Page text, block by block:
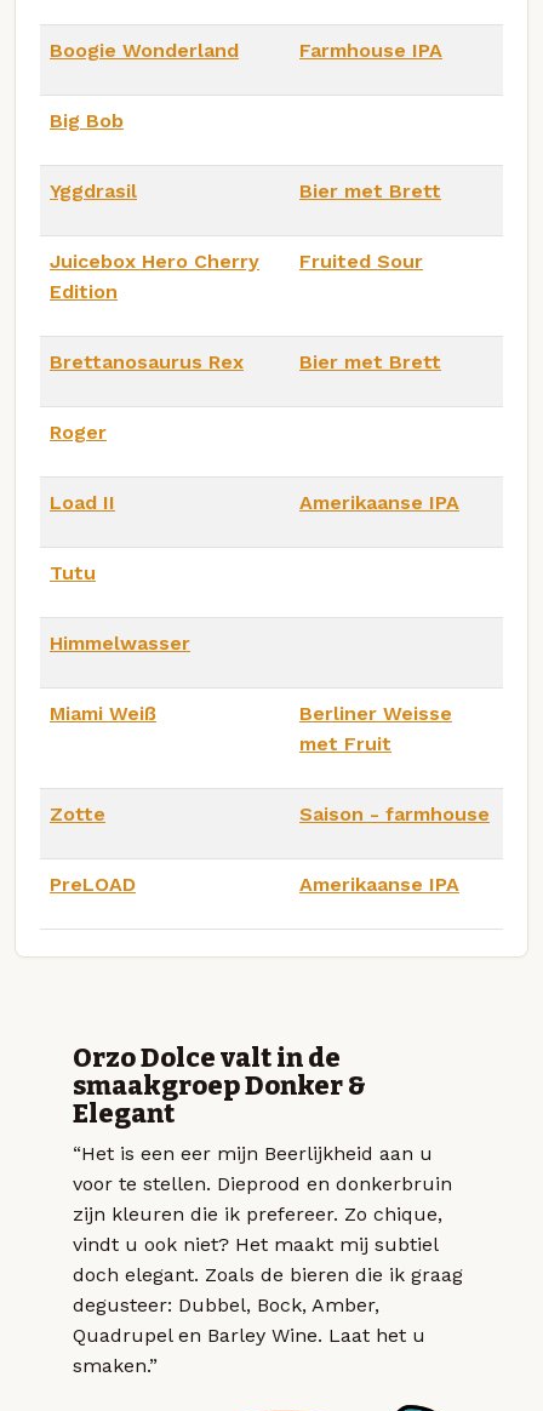
Boogie Wonderland Farmhouse IPA
Big Bob
Yggdrasil Bier met Brett
Juicebox Hero Cherry
Edition
Fruited Sour
Brettanosaurus Rex Bier met Brett
Roger
Load II Amerikaanse IPA
Tutu
Himmelwasser
Miami Weiß
Berliner Weisse
met Fruit
Zotte Saison - farmhouse
PreLOAD Amerikaanse IPA
Orzo Dolce valt in de
smaakgroep Donker &
Elegant
“Het is een eer mijn Beerlijkheid aan u
voor te stellen. Dieprood en donkerbruin
zijn kleuren die ik prefereer. Zo chique,
vindt u ook niet? Het maakt mij subtiel
doch elegant. Zoals de bieren die ik graag
degusteer: Dubbel, Bock, Amber,
Quadrupel en Barley Wine. Laat het u
smaken.”